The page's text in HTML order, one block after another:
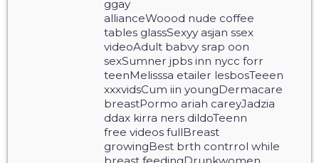
ggay
allianceWoood nude coffee
tables glassSexyy asjan ssex
videoAdult babvy srap oon
sexSumner jpbs inn nycc forr
teenMelisssa etailer lesbosTeeen
xxxvidsCum iin youngDermacare
breastPormo ariah careyJadzia
ddax kirra ners dildoTeenn
free videos fullBreast
growingBest brth contrrol while